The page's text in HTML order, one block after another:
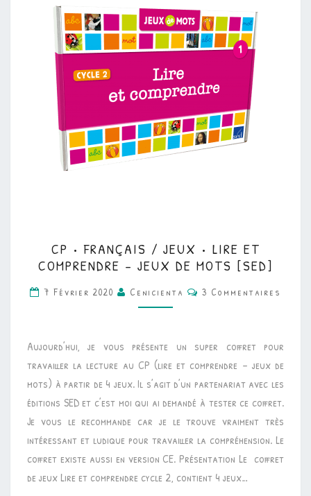
FRANÇAIS
/
JEUX
LIRE
ET
COMPRENDRE
–
JEUX
DE
MOTS
[SED]
CP • FRANÇAIS / JEUX • LIRE ET
COMPRENDRE – JEUX DE MOTS [SED]
7 Février 2020 Cenicienta Commentaires
3 Commentaires
Aujourd’hui, je vous présente un super coffret pour
travailler la lecture au CP (lire et comprendre – jeux de
mots) à partir de 4 jeux. Il s’agit d’un partenariat avec les
éditions SED et c’est moi qui ai demandé à tester ce coffret.
Je vous le recommande car je le trouve vraiment très
intéressant et ludique pour travailler la compréhension. Le
coffret existe aussi en version CE. Présentation Le coffret
de jeux Lire et comprendre cycle 2, contient 4 jeux…